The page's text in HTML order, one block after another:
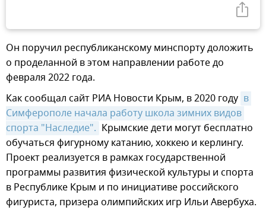
Он поручил республиканскому минспорту доложить
о проделанной в этом направлении работе до
февраля 2022 года.
Как сообщал сайт РИА Новости Крым, в 2020 году в
Симферополе начала работу школа зимних видов
спорта "Наследие". Крымские дети могут бесплатно
обучаться фигурному катанию, хоккею и керлингу.
Проект реализуется в рамках государственной
программы развития физической культуры и спорта
в Республике Крым и по инициативе российского
фигуриста, призера олимпийских игр Ильи Авербуха.